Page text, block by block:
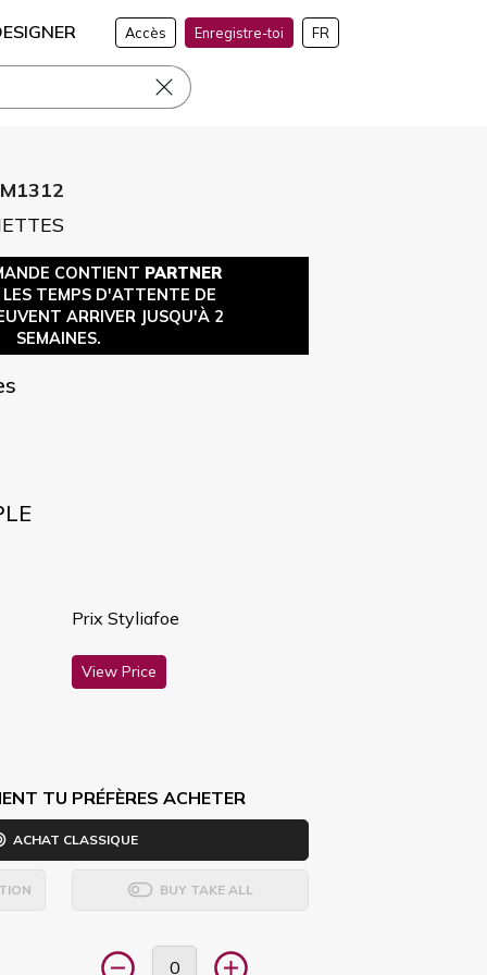
Accès Enregistre-toi FR
CONTIENT PARTNER
LES TEMPS D'ATTENTE DE
ARRIVER JUSQU'À 2
SEMAINES.
Prix Styliafoe
View Price
TU PRÉFÈRES ACHETER
ACHAT CLASSIQUE
BUY TAKE ALL